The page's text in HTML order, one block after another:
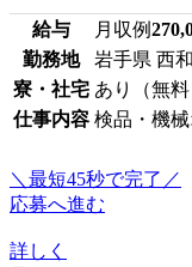
給与 月収例
勤務地
岩手県 西
寮・社宅 あり（無料
仕事内容 検品・機
＼最短45秒で完了／
応募へ進む
詳しく